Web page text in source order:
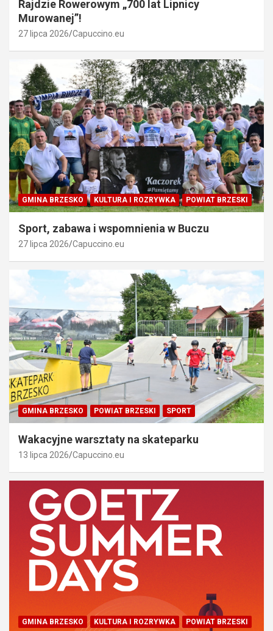
Rajdzie Rowerowym „700 lat Lipnicy
Murowanej”!
27 lipca 2026 Capuccino.eu
GMINA BRZESKO KULTURA I ROZRYWKA POWIAT BRZESKI
Sport, zabawa i wspomnienia w Buczu
27 lipca 2026 Capuccino.eu
GMINA BRZESKO POWIAT BRZESKI SPORT
Wakacyjne warsztaty na skateparku
13 lipca 2026 Capuccino.eu
GMINA BRZESKO KULTURA I ROZRYWKA POWIAT BRZESKI